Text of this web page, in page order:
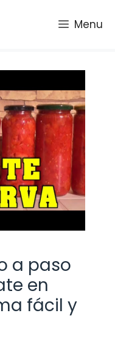
Menu
a paso
en
fácil y